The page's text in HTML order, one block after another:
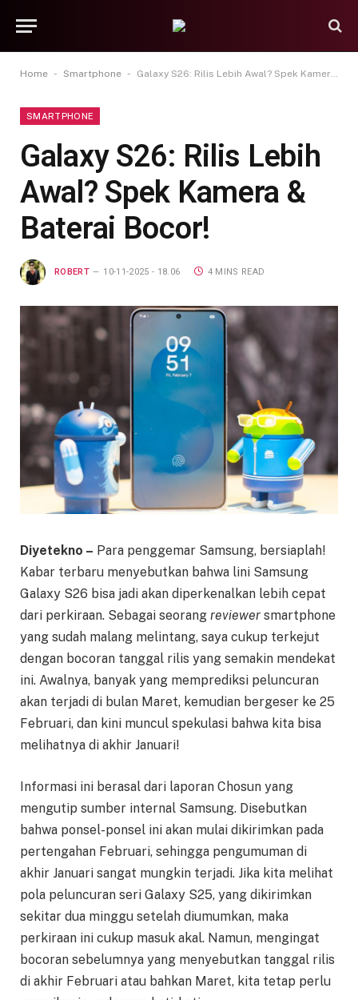
Home - Smartphone - Galaxy S26: Rilis Lebih Awal? Spek Kamera & Baterai Bocor!
SMARTPHONE
Galaxy S26: Rilis Lebih
Awal? Spek Kamera &
Baterai Bocor!
ROBERT 10-11-2025 - 18.06 4 MINS READ
Diyetekno – Para penggemar Samsung, bersiaplah!
Kabar terbaru menyebutkan bahwa lini Samsung
Galaxy S26 bisa jadi akan diperkenalkan lebih cepat
dari perkiraan. Sebagai seorang reviewer smartphone
yang sudah malang melintang, saya cukup terkejut
dengan bocoran tanggal rilis yang semakin mendekat
ini. Awalnya, banyak yang memprediksi peluncuran
akan terjadi di bulan Maret, kemudian bergeser ke 25
Februari, dan kini muncul spekulasi bahwa kita bisa
melihatnya di akhir Januari!
Informasi ini berasal dari laporan Chosun yang
mengutip sumber internal Samsung. Disebutkan
bahwa ponsel-ponsel ini akan mulai dikirimkan pada
pertengahan Februari, sehingga pengumuman di
akhir Januari sangat mungkin terjadi. Jika kita melihat
pola peluncuran seri Galaxy S25, yang dikirimkan
sekitar dua minggu setelah diumumkan, maka
perkiraan ini cukup masuk akal. Namun, mengingat
bocoran sebelumnya yang menyebutkan tanggal rilis
di akhir Februari atau bahkan Maret, kita tetap perlu